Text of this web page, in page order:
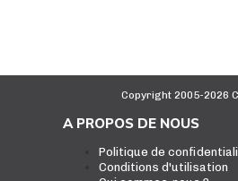
Copyright 2005-2026
A PROPOS DE NOUS
Politique de
Conditions d'utilisation